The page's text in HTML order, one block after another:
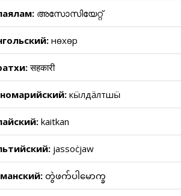
അസോസിയേറ്റ്
нөхөр
सहकारी
кӹлдӓлтшӹ
kaitkan
jassoċjaw
တွဲဖက်ပါမောက္ခ